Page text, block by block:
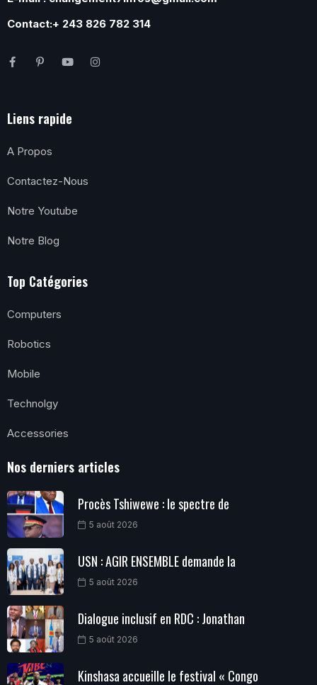
Contact:+ 243 826 782 314
Liens rapide
A Propos
Contactez-Nous
Notre Youtube
Notre Blog
Top Catégories
Computers
Robotics
Mobile
Technolgy
Accessories
Nos derniers articles
Procès Tshiwewe : le spectre de
5 août 2026
USN : AGIR ENSEMBLE demande la
5 août 2026
Dialogue inclusif en RDC : Jonathan
5 août 2026
Kinshasa accueille le festival « Congo